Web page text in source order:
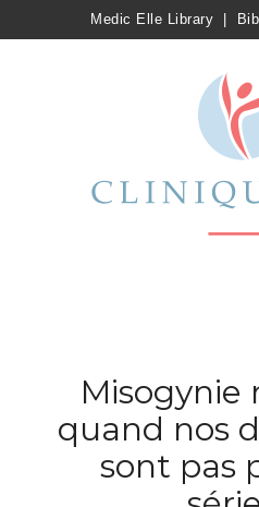
Medic Elle Library
Misogynie
quand nos
sont pas